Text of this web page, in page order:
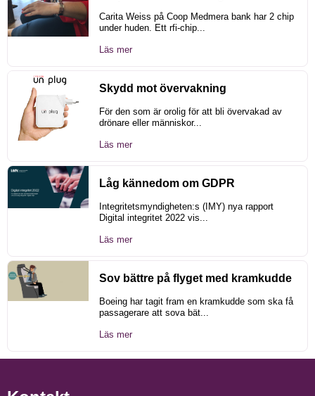
Carita Weiss på Coop Medmera bank har 2 chip
under huden. Ett rfi-chip...
Läs mer
Skydd mot övervakning
För den som är orolig för att bli övervakad av
drönare eller människor...
Läs mer
Låg kännedom om GDPR
Integritetsmyndigheten:s (IMY) nya rapport
Digital integritet 2022 vis...
Läs mer
Sov bättre på flyget med kramkudde
Boeing har tagit fram en kramkudde som ska få
passagerare att sova bät...
Läs mer